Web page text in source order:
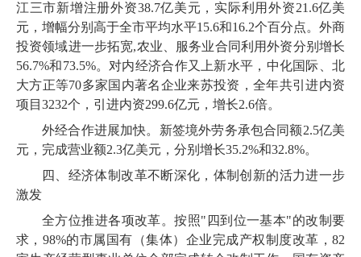
江三市新增注册外资38.7亿美元，实际利用外资21.6亿美
元，增幅分别高于全市平均水平15.6和16.2个百分点。外商
投资领域进一步拓宽,农业、服务业合同利用外资分别增长
56.7%和73.5%。对内经济合作又上新水平，中化国际、北
大方正等70多家国内著名企业来苏投资，全年共引进内资
项目3232个，引进内资299.6亿元，增长2.6倍。
外经合作进展加快。新签境外劳务承包合同额2.5亿美
元，完成营业额2.3亿美元，分别增长35.2%和32.8%。
四、经济体制改革不断深化，体制创新的活力进一步
激发
全方位推进各项改革。按照"四到位一基本"的改制要
求，98%的市属国有（集体）企业完成产权制度改革，82